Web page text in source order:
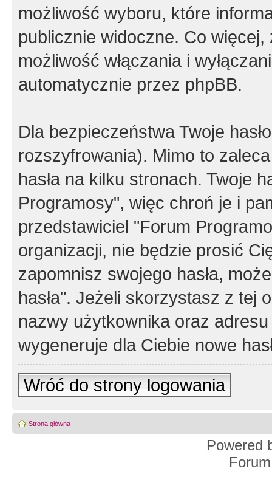
możliwość wyboru, które
publicznie widoczne. Co
możliwość włączania i
automatycznie przez phpBB.
Dla bezpieczeństwa Twoje
rozszyfrowania). Mimo to
hasła na kilku stronach. Twoje
Programosy", więc chroń je i
przedstawiciel "Forum
organizacji, nie będzie prosić
zapomnisz swojego hasła,
hasła". Jeżeli skorzystasz z tej
nazwy użytkownika oraz
wygeneruje dla Ciebie nowe
Wróć do strony logowania
Strona główna
Powered